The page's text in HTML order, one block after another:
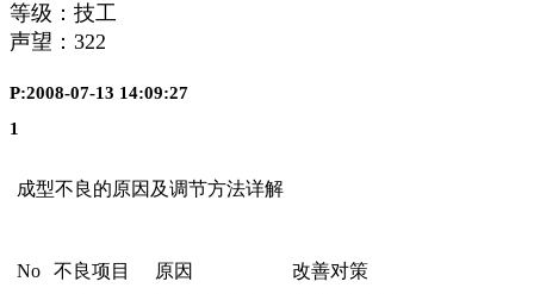
等级：技工
声望： 322
P:2008-07-13 14:09:27
1
成型不良的原因及调节方法详解
No 不良项目 原因
改善对策